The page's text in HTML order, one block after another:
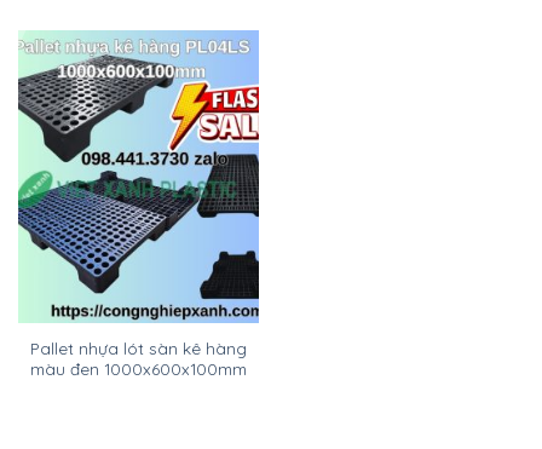
Pallet nhựa lót sàn kê hàng
màu đen 1000x600x100mm